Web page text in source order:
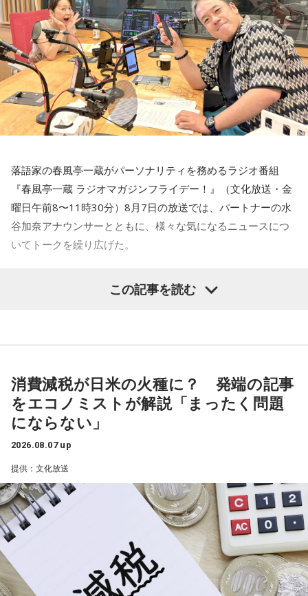
ニッポン放送「高田文夫のラジオビバリー昼ズ」
■放送日時：2026年8月24日（月）～28日（金）11時30分～
13時
■出演者：
火曜 東貴博・黒沢かずこ（森三中）／ゲスト 尾形貴弘（パ
ンサー）
水曜 春風亭昇太・乾貴美子／ゲスト 林家正蔵
木曜 清水ミチコ・ナイツ
金曜 高田文夫・松村邦洋・磯山さやか／ゲスト ウエストラ
■ハッシュタグ：#ビバリー昼ズ
い。なんでそんなことになるのか。もっと言うと、高市さん
を選んだ有権者の責任が問われる」
落語家の春風亭一蔵がパーソナリティを務めるラジオ番組
『春風亭一蔵 ラジオマガジンフライデー！』（文化放送・金
曜日午前8〜11時30分）8月7日の放送では、パートナーの水
谷加奈アナウンサーとともに、様々な気になるニュースにつ
いてトークを繰り広げた。
「一蔵さんが気になったニュースは何でしょうか？」
一蔵「名古屋市内の南区のある町内会が、高齢化と皆さんお
忙しいということで会長がなかなか決まんなかったと。で、
この17歳の娘さんのお父様の方に町内会長の打診があった
んが「私がやろうか」と」
水谷
一蔵
「これは素晴らしいでしょう。我が地元の練馬区田柄は
結構大きな町内会があって、まあ町内会長は不足してないで
この記事を読む
消費減税が日米の火種に？ 発端の記事
をエコノミストが解説「まったく問題
にならない」
2026.08.07 up
提供：文化放送